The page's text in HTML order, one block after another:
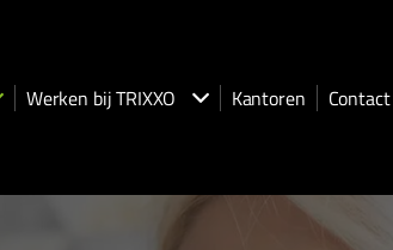
Werken bij TRIXXO Kantoren Contact